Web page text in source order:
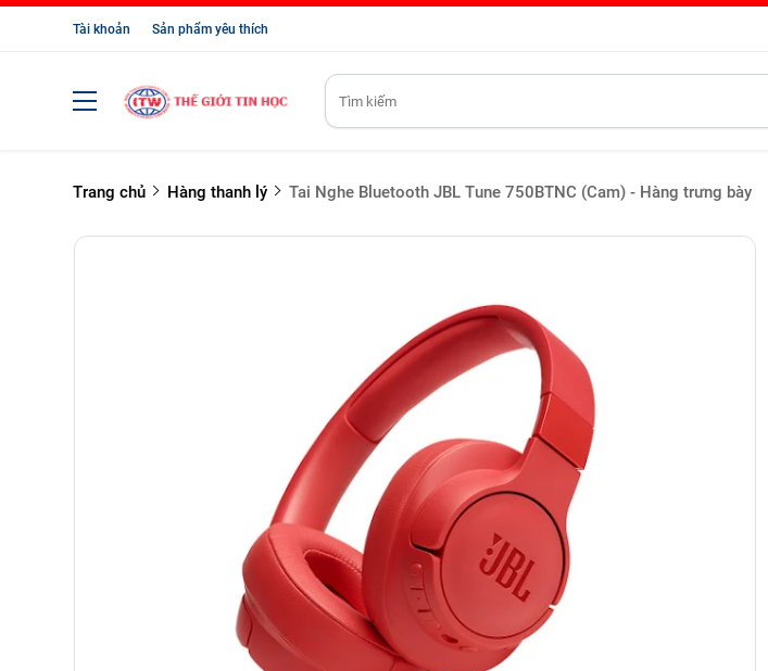
Tài khoản Sản phẩm yêu thích
Trang chủ Hàng thanh lý Tai Nghe Bluetooth JBL Tune 750BTNC (Cam) - Hàng trưng bày